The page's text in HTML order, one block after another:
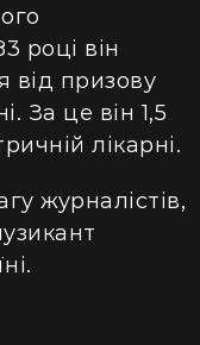
році він
від призову
За це він 1,5
лікарні.
журналістів,